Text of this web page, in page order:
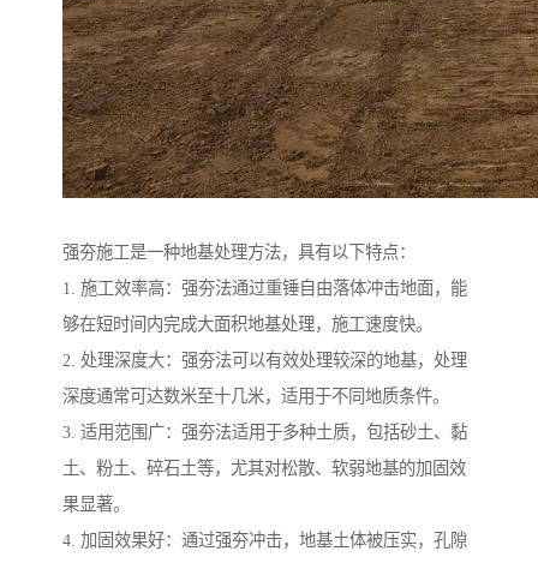
强夯施工是一种地基处理方法，具有以下特点：
1. 施工效率高：强夯法通过重锤自由落体冲击地面，能
够在短时间内完成大面积地基处理，施工速度快。
2. 处理深度大：强夯法可以有效处理较深的地基，处理
深度通常可达数米至十几米，适用于不同地质条件。
3. 适用范围广：强夯法适用于多种土质，包括砂土、黏
土、粉土、碎石土等，尤其对松散、软弱地基的加固效
果显著。
4. 加固效果好：通过强夯冲击，地基土体被压实，孔隙